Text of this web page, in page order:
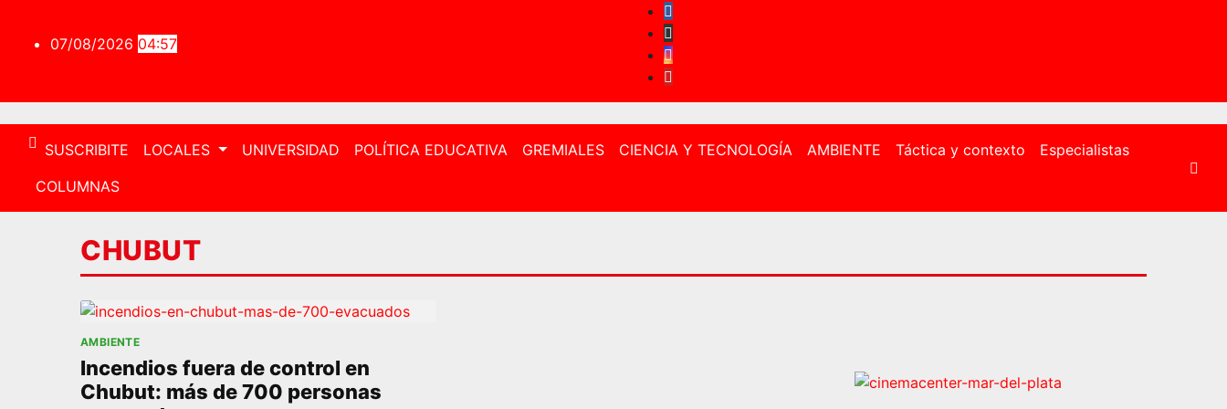
contenido
07/08/2026 04:57
SUSCRIBITE LOCALES UNIVERSIDAD POLÍTICA EDUCATIVA GREMIALES CIENCIA Y TECNOLOGÍA AMBIENTE Táctica y contexto
Especialistas
COLUMNAS
CHUBUT
AMBIENTE
Incendios fuera de control en
Chubut: más de 700 personas